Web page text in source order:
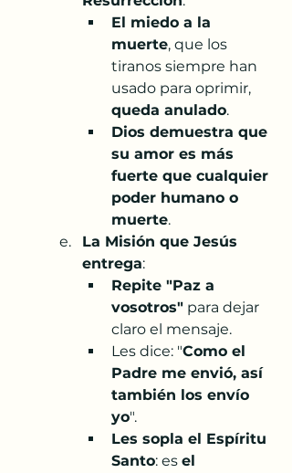
El miedo a la
muerte, que los
tiranos siempre han
usado para oprimir,
queda anulado.
Dios demuestra que
su amor es más
fuerte que cualquier
poder humano o
muerte.
La Misión que Jesús
entrega:
Repite "Paz a
vosotros" para dejar
claro el mensaje.
Les dice: "Como el
Padre me envió, así
también los envío
yo".
Les sopla el Espíritu
Santo: es el